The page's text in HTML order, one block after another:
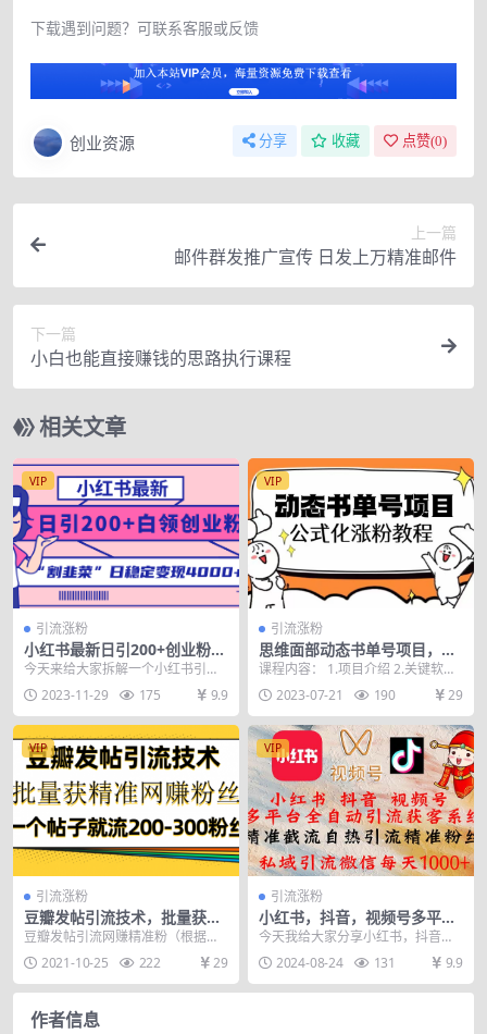
下载遇到问题？可联系客服或反馈
创业资源 分享 收藏 点赞(0)
上一篇
邮件群发推广宣传 日发上万精准邮件
下一篇
小白也能直接赚钱的思路执行课程
相关文章
VIP
引流涨粉
小红书最新日引200+创业粉”
割韭菜“日稳定变现4000+实操
教程！
今天来给大家拆解一个小红书引流
白领创业粉的教程，小红书上引流
的粉质量是非常高的，...
2023-11-29 175 9.9
VIP
引流涨粉
思维面部动态书单号项目，保
姆级教学，轻松涨粉10w+
课程内容： 1.项目介绍 2.关键软件
安装教学 3.三步教你轻松获取素材
4.脸...2023-07-21 190 29
VIP
引流涨粉
豆瓣发帖引流技术，批量获精
准网赚粉丝，一个帖子就流20
0-300粉丝
豆瓣发帖引流网赚精准粉（根据你
的话术，还可以引流宝妈粉、兼职
粉等等） 很多人不了...
2021-10-25 222 29
VIP
引流涨粉
小红书，抖音，视频号多平台
全自动引流获客系统 精准截流
自热引流精准…
今天我给大家分享小红书，抖音，
视频号全自动引流截流自热玩法，
全行业可用，自动引流...
2024-08-24 131 9.9
作者信息